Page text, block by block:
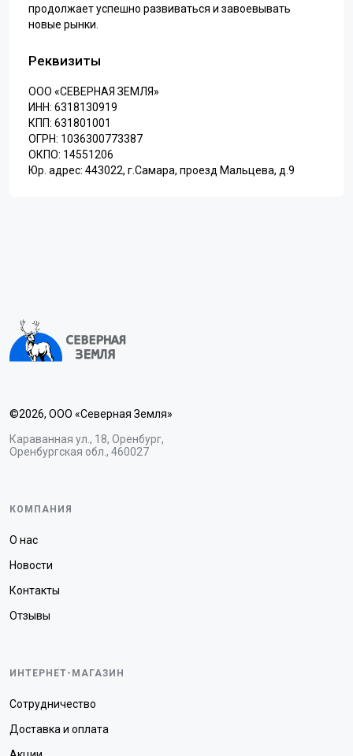
продолжает успешно развиваться и завоевывать
новые рынки.
Реквизиты
ООО «СЕВЕРНАЯ ЗЕМЛЯ»
ИНН: 6318130919
КПП: 631801001
ОГРН: 1036300773387
ОКПО: 14551206
Юр. адрес: 443022, г.Самара, проезд Мальцева, д.9
©2026, ООО «Северная Земля»
Караванная ул., 18, Оренбург,
Оренбургская обл., 460027
КОМПАНИЯ
О нас
Новости
Контакты
Отзывы
ИНТЕРНЕТ-МАГАЗИН
Сотрудничество
Доставка и оплата